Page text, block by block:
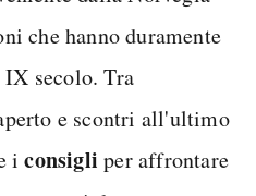
che hanno duramente
secolo. Tra
e scontri all'ultimo
iconsigli per affrontare